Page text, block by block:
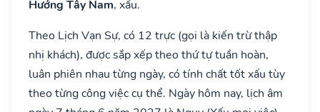
Hướng Tây Nam, xấu.
Theo Lịch Vạn Sự, có 12 trực (gọi là kiến trừ thập
nhị khách), được sắp xếp theo thứ tự tuần hoàn,
luân phiên nhau từng ngày, có tính chất tốt xấu tùy
theo từng công việc cụ thể. Ngày hôm nay, lịch âm